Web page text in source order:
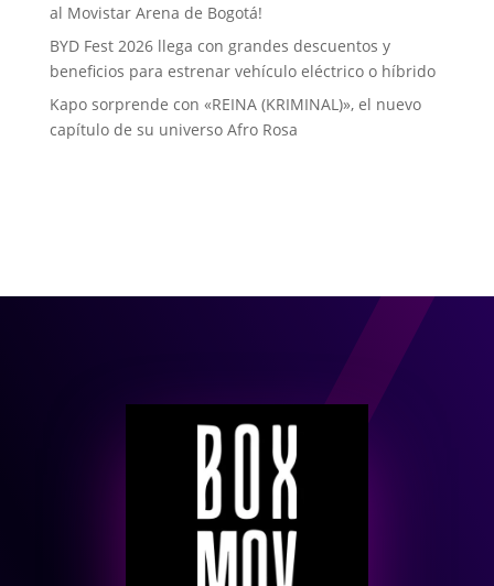
al Movistar Arena de Bogotá!
BYD Fest 2026 llega con grandes descuentos y
beneficios para estrenar vehículo eléctrico o híbrido
Kapo sorprende con «REINA (KRIMINAL)», el nuevo
capítulo de su universo Afro Rosa